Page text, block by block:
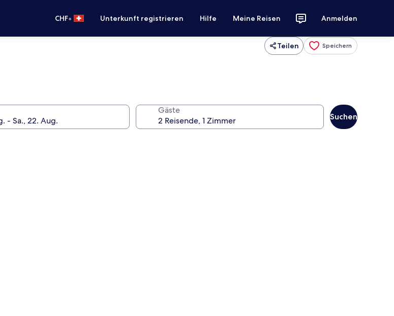
CHF• Unterkunft registrieren Hilfe Meine Reisen Anmelden
Teilen Speichern
Gäste
Suchen